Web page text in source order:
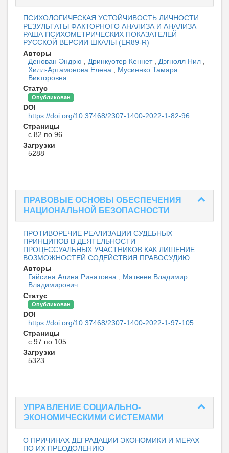
ПСИХОЛОГИЧЕСКАЯ УСТОЙЧИВОСТЬ ЛИЧНОСТИ:
РЕЗУЛЬТАТЫ ФАКТОРНОГО АНАЛИЗА И АНАЛИЗА
РАША ПСИХОМЕТРИЧЕСКИХ ПОКАЗАТЕЛЕЙ
РУССКОЙ ВЕРСИИ ШКАЛЫ (ER89-R)
Авторы
Денован Эндрю
Дринкуотер Кеннет Дэгнолл Нил
Хилл-Артамонова Елена
Мусиенко Тамара
Викторовна
Статус
Опубликован
DOI
https://doi.org/10.37468/2307-1400-2022-1-82-96
Страницы
с 82 по 96
Загрузки
5288
ПРАВОВЫЕ ОСНОВЫ ОБЕСПЕЧЕНИЯ
НАЦИОНАЛЬНОЙ БЕЗОПАСНОСТИ
ПРОТИВОРЕЧИЕ РЕАЛИЗАЦИИ СУДЕБНЫХ
ПРИНЦИПОВ В ДЕЯТЕЛЬНОСТИ
ПРОЦЕССУАЛЬНЫХ УЧАСТНИКОВ КАК ЛИШЕНИЕ
ВОЗМОЖНОСТЕЙ СОДЕЙСТВИЯ ПРАВОСУДИЮ
Авторы
Гайсина Алина Ринатовна
Матвеев Владимир
Владимирович
Статус
Опубликован
DOI
https://doi.org/10.37468/2307-1400-2022-1-97-105
Страницы
с 97 по 105
Загрузки
5323
УПРАВЛЕНИЕ СОЦИАЛЬНО-
ЭКОНОМИЧЕСКИМИ СИСТЕМАМИ
О ПРИЧИНАХ ДЕГРАДАЦИИ ЭКОНОМИКИ И МЕРАХ
ПО ИХ ПРЕОДОЛЕНИЮ